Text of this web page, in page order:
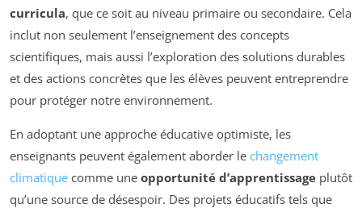
curricula, que ce soit au niveau primaire ou secondaire. Cela
inclut non seulement l’enseignement des concepts
scientifiques, mais aussi l’exploration des solutions durables
et des actions concrètes que les élèves peuvent entreprendre
pour protéger notre environnement.
En adoptant une approche éducative optimiste, les
enseignants peuvent également aborder le changement
climatique comme une opportunité d’apprentissage plutôt
qu’une source de désespoir. Des projets éducatifs tels que